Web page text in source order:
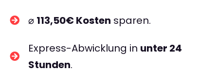
⌀ 113,50€ Kosten sparen.
Express-Abwicklung in unter 24
Stunden.